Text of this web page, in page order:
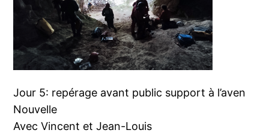
Jour 5: repérage avant public support à l’aven
Nouvelle
Avec Vincent et Jean-Louis